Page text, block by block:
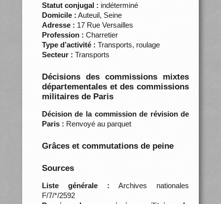
Statut conjugal : indéterminé
Domicile : Auteuil, Seine
Adresse : 17 Rue Versailles
Profession : Charretier
Type d’activité : Transports, roulage
Secteur : Transports
Décisions des commissions mixtes
départementales et des commissions
militaires de Paris
Décision de la commission de révision de
Paris : Renvoyé au parquet
Grâces et commutations de peine
Sources
Liste générale : Archives nationales
F/7/*/2592